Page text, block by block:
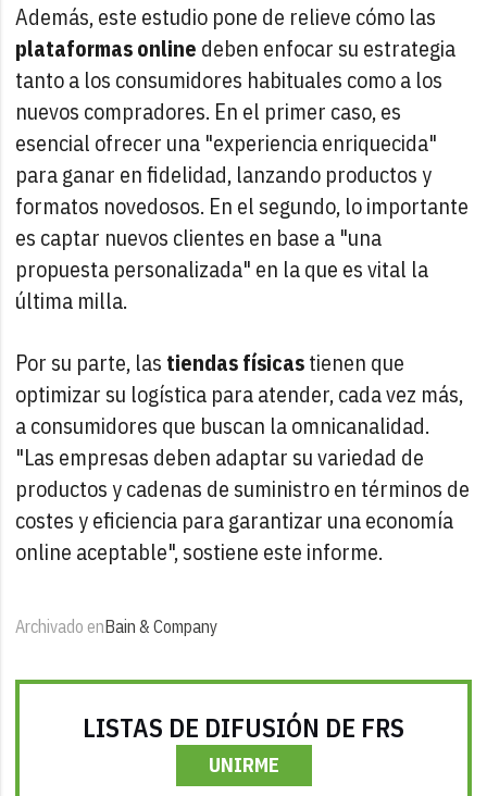
Además, este estudio pone de relieve cómo las
plataformas online deben enfocar su estrategia
tanto a los consumidores habituales como a los
nuevos compradores. En el primer caso, es
esencial ofrecer una "experiencia enriquecida"
para ganar en fidelidad, lanzando productos y
formatos novedosos. En el segundo, lo importante
es captar nuevos clientes en base a "una
propuesta personalizada" en la que es vital la
última milla.
Por su parte, las tiendas físicastienen que
optimizar su logística para atender, cada vez más,
a consumidores que buscan la omnicanalidad.
"Las empresas deben adaptar su variedad de
productos y cadenas de suministro en términos de
costes y eficiencia para garantizar una economía
online aceptable", sostiene este informe.
Archivado enBain & Company
LISTAS DE DIFUSIÓN DE FRS
UNIRME